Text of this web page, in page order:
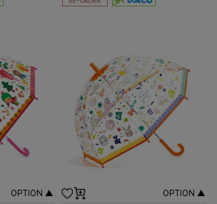
OPTION ▲ OPTION ▲